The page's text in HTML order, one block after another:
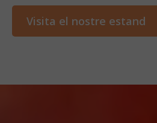
Visita el nostre estand